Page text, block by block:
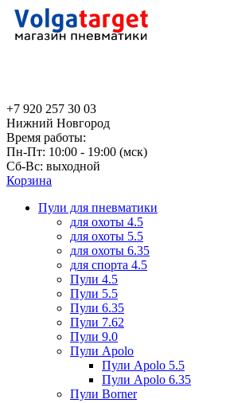
+7 920 257 30 03
Нижний Новгород
Время работы:
Пн-Пт: 10:00 - 19:00 (мск)
Сб-Вс: выходной
Корзина
Пули для пневматики
для охоты 4.5
для охоты 5.5
для охоты 6.35
для спорта 4.5
Пули 4.5
Пули 5.5
Пули 6.35
Пули 7.62
Пули 9.0
Пули Apolo
Пули Apolo 5.5
Пули Apolo 6.35
Пули Borner